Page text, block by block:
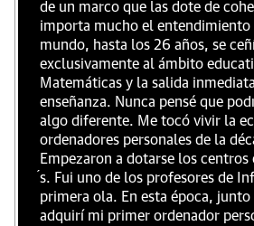
de un marco que las dote de
importa mucho el entendimiento
mundo, hasta los 26 años, se
exclusivamente al ámbito
Matemáticas y la salida
enseñanza. Nunca pensé que
algo diferente. Me tocó vivir la
ordenadores personales de la
Empezaron a dotarse los centros
́s. Fui uno de los profesores de
primera ola. En esta época, junto
adquirí mi primer ordenador